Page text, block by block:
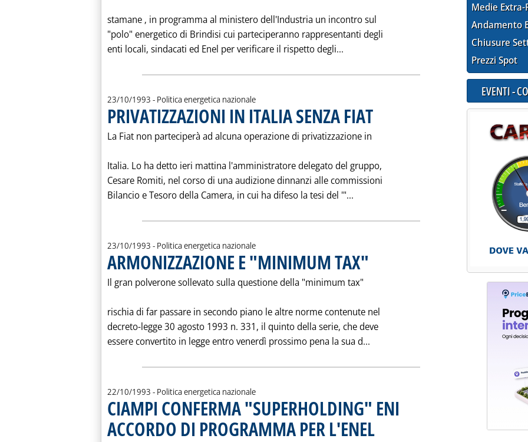
stamane ‚ in programma al ministero dell'Industria un incontro sul
"polo" energetico di Brindisi cui parteciperanno rappresentanti degli
enti locali, sindacati ed Enel per verificare il rispetto degli... Leggi tutta la notizia: '"MAXICENTRALI"
23/10/1993 - Politica energetica nazionale
PRIVATIZZAZIONI IN ITALIA SENZA FIAT. Pubblicata sabato 23 ottobre 1993 alle 0.0.
La Fiat non parteciperà ad alcuna operazione di privatizzazione in
Italia. Lo ha detto ieri mattina l'amministratore delegato del gruppo,
Cesare Romiti, nel corso di una audizione dinnanzi alle commissioni
Bilancio e Tesoro della Camera, in cui ha difeso la tesi del '"... Leggi tutta la notizia: 'PRIVATIZZAZIONI
23/10/1993 - Politica energetica nazionale
ARMONIZZAZIONE E "MINIMUM TAX" . Pubblicata sabato 23 ottobre 1993 alle 0.0.
Il gran polverone sollevato sulla questione della "minimum tax"
rischia di far passare in secondo piano le altre norme contenute nel
decreto-legge 30 agosto 1993 n. 331, il quinto della serie, che deve
essere convertito in legge entro venerdì prossimo pena la sua d... Leggi tutta la notizia:
22/10/1993 - Politica energetica nazionale
CIAMPI CONFERMA "SUPERHOLDING" ENI
ACCORDO DI PROGRAMMA PER L'ENEL
Medie Extra-
Andamento
Chiusure
Prezzi Spot
EVENTI -